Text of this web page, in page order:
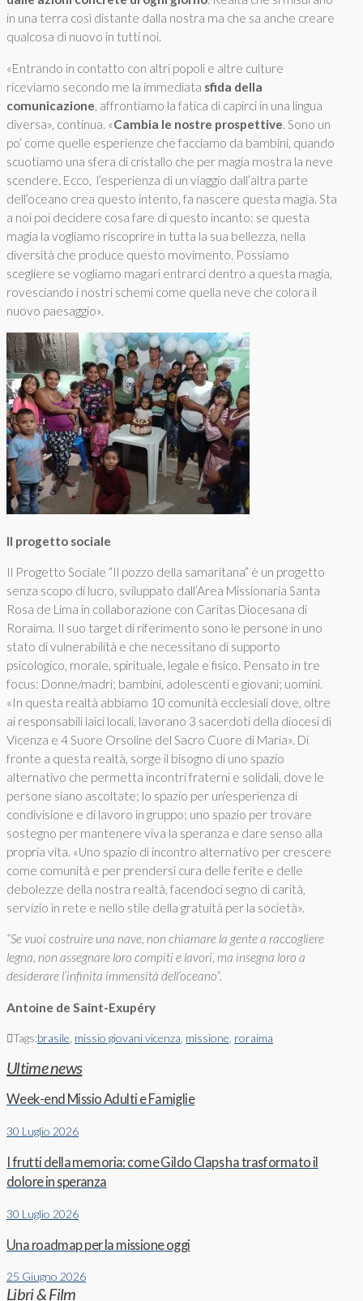
in una terra così distante dalla nostra ma che sa anche creare
qualcosa di nuovo in tutti noi.
«Entrando in contatto con altri popoli e altre culture
riceviamo secondo me la immediata sfida della
comunicazione, affrontiamo la fatica di capirci in una lingua
diversa», continua. «Cambia le nostre prospettive. Sono un
po’ come quelle esperienze che facciamo da bambini, quando
scuotiamo una sfera di cristallo che per magia mostra la neve
scendere. Ecco, l’esperienza di un viaggio dall’altra parte
dell’oceano crea questo intento, fa nascere questa magia. Sta
a noi poi decidere cosa fare di questo incanto: se questa
magia la vogliamo riscoprire in tutta la sua bellezza, nella
diversità che produce questo movimento. Possiamo
scegliere se vogliamo magari entrarci dentro a questa magia,
rovesciando i nostri schemi come quella neve che colora il
nuovo paesaggio».
Il progetto sociale
Il Progetto Sociale “Il pozzo della samaritana” è un progetto
senza scopo di lucro, sviluppato dall’Area Missionaria Santa
Rosa de Lima in collaborazione con Caritas Diocesana di
Roraima. Il suo target di riferimento sono le persone in uno
stato di vulnerabilità e che necessitano di supporto
psicologico, morale, spirituale, legale e fisico. Pensato in tre
focus: Donne/madri; bambini, adolescenti e giovani; uomini.
«In questa realtà abbiamo 10 comunità ecclesiali dove, oltre
ai responsabili laici locali, lavorano 3 sacerdoti della diocesi di
Vicenza e 4 Suore Orsoline del Sacro Cuore di Maria». Di
fronte a questa realtà, sorge il bisogno di uno spazio
alternativo che permetta incontri fraterni e solidali, dove le
persone siano ascoltate; lo spazio per un’esperienza di
condivisione e di lavoro in gruppo; uno spazio per trovare
sostegno per mantenere viva la speranza e dare senso alla
propria vita. «Uno spazio di incontro alternativo per crescere
come comunità e per prendersi cura delle ferite e delle
debolezze della nostra realtà, facendoci segno di carità,
servizio in rete e nello stile della gratuità per la società».
“Se vuoi costruire una nave, non chiamare la gente a raccogliere
legna, non assegnare loro compiti e lavori, ma insegna loro a
desiderare l’infinita immensità dell’oceano”.
Antoine de Saint-Exupéry
Tags:brasile missio giovani vicenza missione roraima
Ultime news
Week-end Missio Adulti e Famiglie
30 Luglio 2026
I frutti della memoria: come Gildo Claps ha trasformato il
dolore in speranza
30 Luglio 2026
Una roadmap per la missione oggi
25 Giugno 2026
Libri & Film